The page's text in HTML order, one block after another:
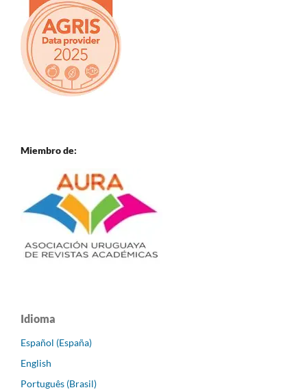
Miembro de:
Idioma
Español (España)
English
Português (Brasil)